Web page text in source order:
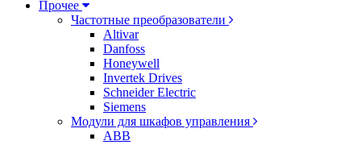
Прочее
Частотные преобразователи
Altivar
Danfoss
Honeywell
Invertek Drives
Schneider Electric
Siemens
Модули для шкафов управления
ABB